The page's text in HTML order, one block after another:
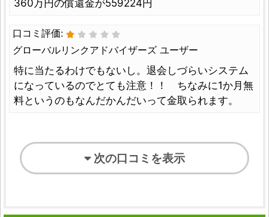
360万円の償還金が559224円
口コミ評価:
グローバルリンクアドバイザーズ ユーザー
特に当たるわけでもないし。退会しづらいシステム
になっているのでとても注意！！ ちなみに1か月無
料というのもなんだかんだいって金取られます。
次の口コミを表示